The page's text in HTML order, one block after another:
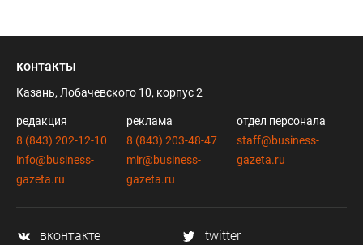
контакты
Казань, Лобачевского 10, корпус 2
редакция
8 (843) 202-12-10
info@business-
gazeta.ru
реклама
8 (843) 203-48-47
mir@business-
gazeta.ru
отдел персонала
staff@business-
gazeta.ru
вконтакте
twitter